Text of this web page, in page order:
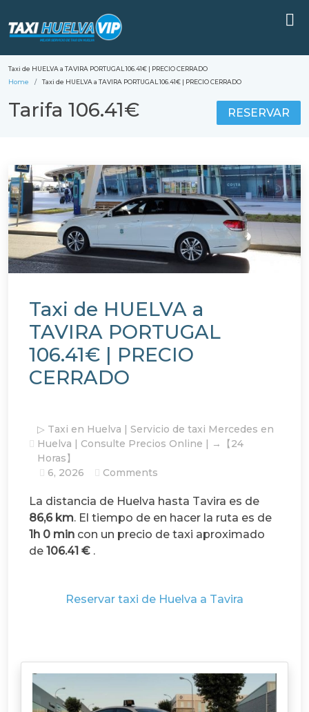
Taxi de HUELVA a TAVIRA PORTUGAL 106.41€ | PRECIO CERRADO
Home
Taxi de HUELVA a TAVIRA PORTUGAL 106.41€ | PRECIO CERRADO
Tarifa 106.41€ RESERVAR
Taxi de HUELVA a
TAVIRA PORTUGAL
106.41€ | PRECIO
CERRADO
▷ Taxi en Huelva | Servicio de taxi Mercedes en
Huelva | Consulte Precios Online | →【24
Horas】
6, 2026
Comments
La distancia de Huelva hasta Tavira es de
86,6 km. El tiempo de en hacer la ruta es de
1h 0 min con un precio de taxi aproximado
de 106.41 € .
106.41€
Reservar taxi de Huelva a Tavira